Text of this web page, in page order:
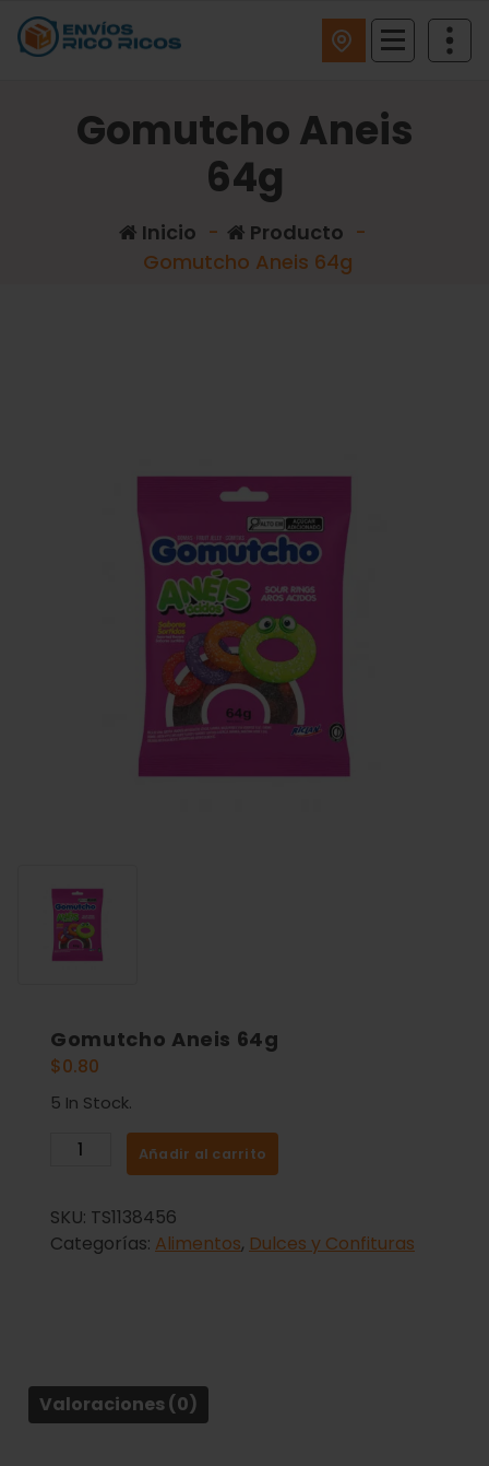
Gomutcho Aneis
64g
Inicio - Producto -
Gomutcho Aneis 64g
Gomutcho Aneis 64g
$0.80
5 In Stock.
Añadir al carrito
SKU: TS1138456
Categorías: Alimentos, Dulces y Confituras
Valoraciones (0)